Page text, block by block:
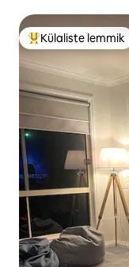
Külaliste suur
Külaliste lemmik